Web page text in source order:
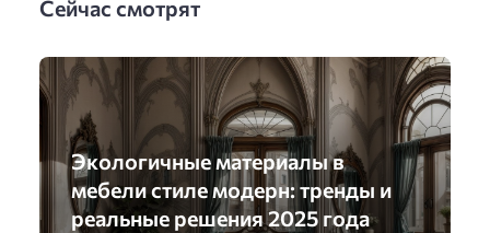
Сейчас смотрят
Экологичные материалы в
мебели стиле модерн: тренды и
реальные решения 2025 года